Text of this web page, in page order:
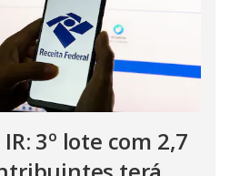
3º lote com 2,7